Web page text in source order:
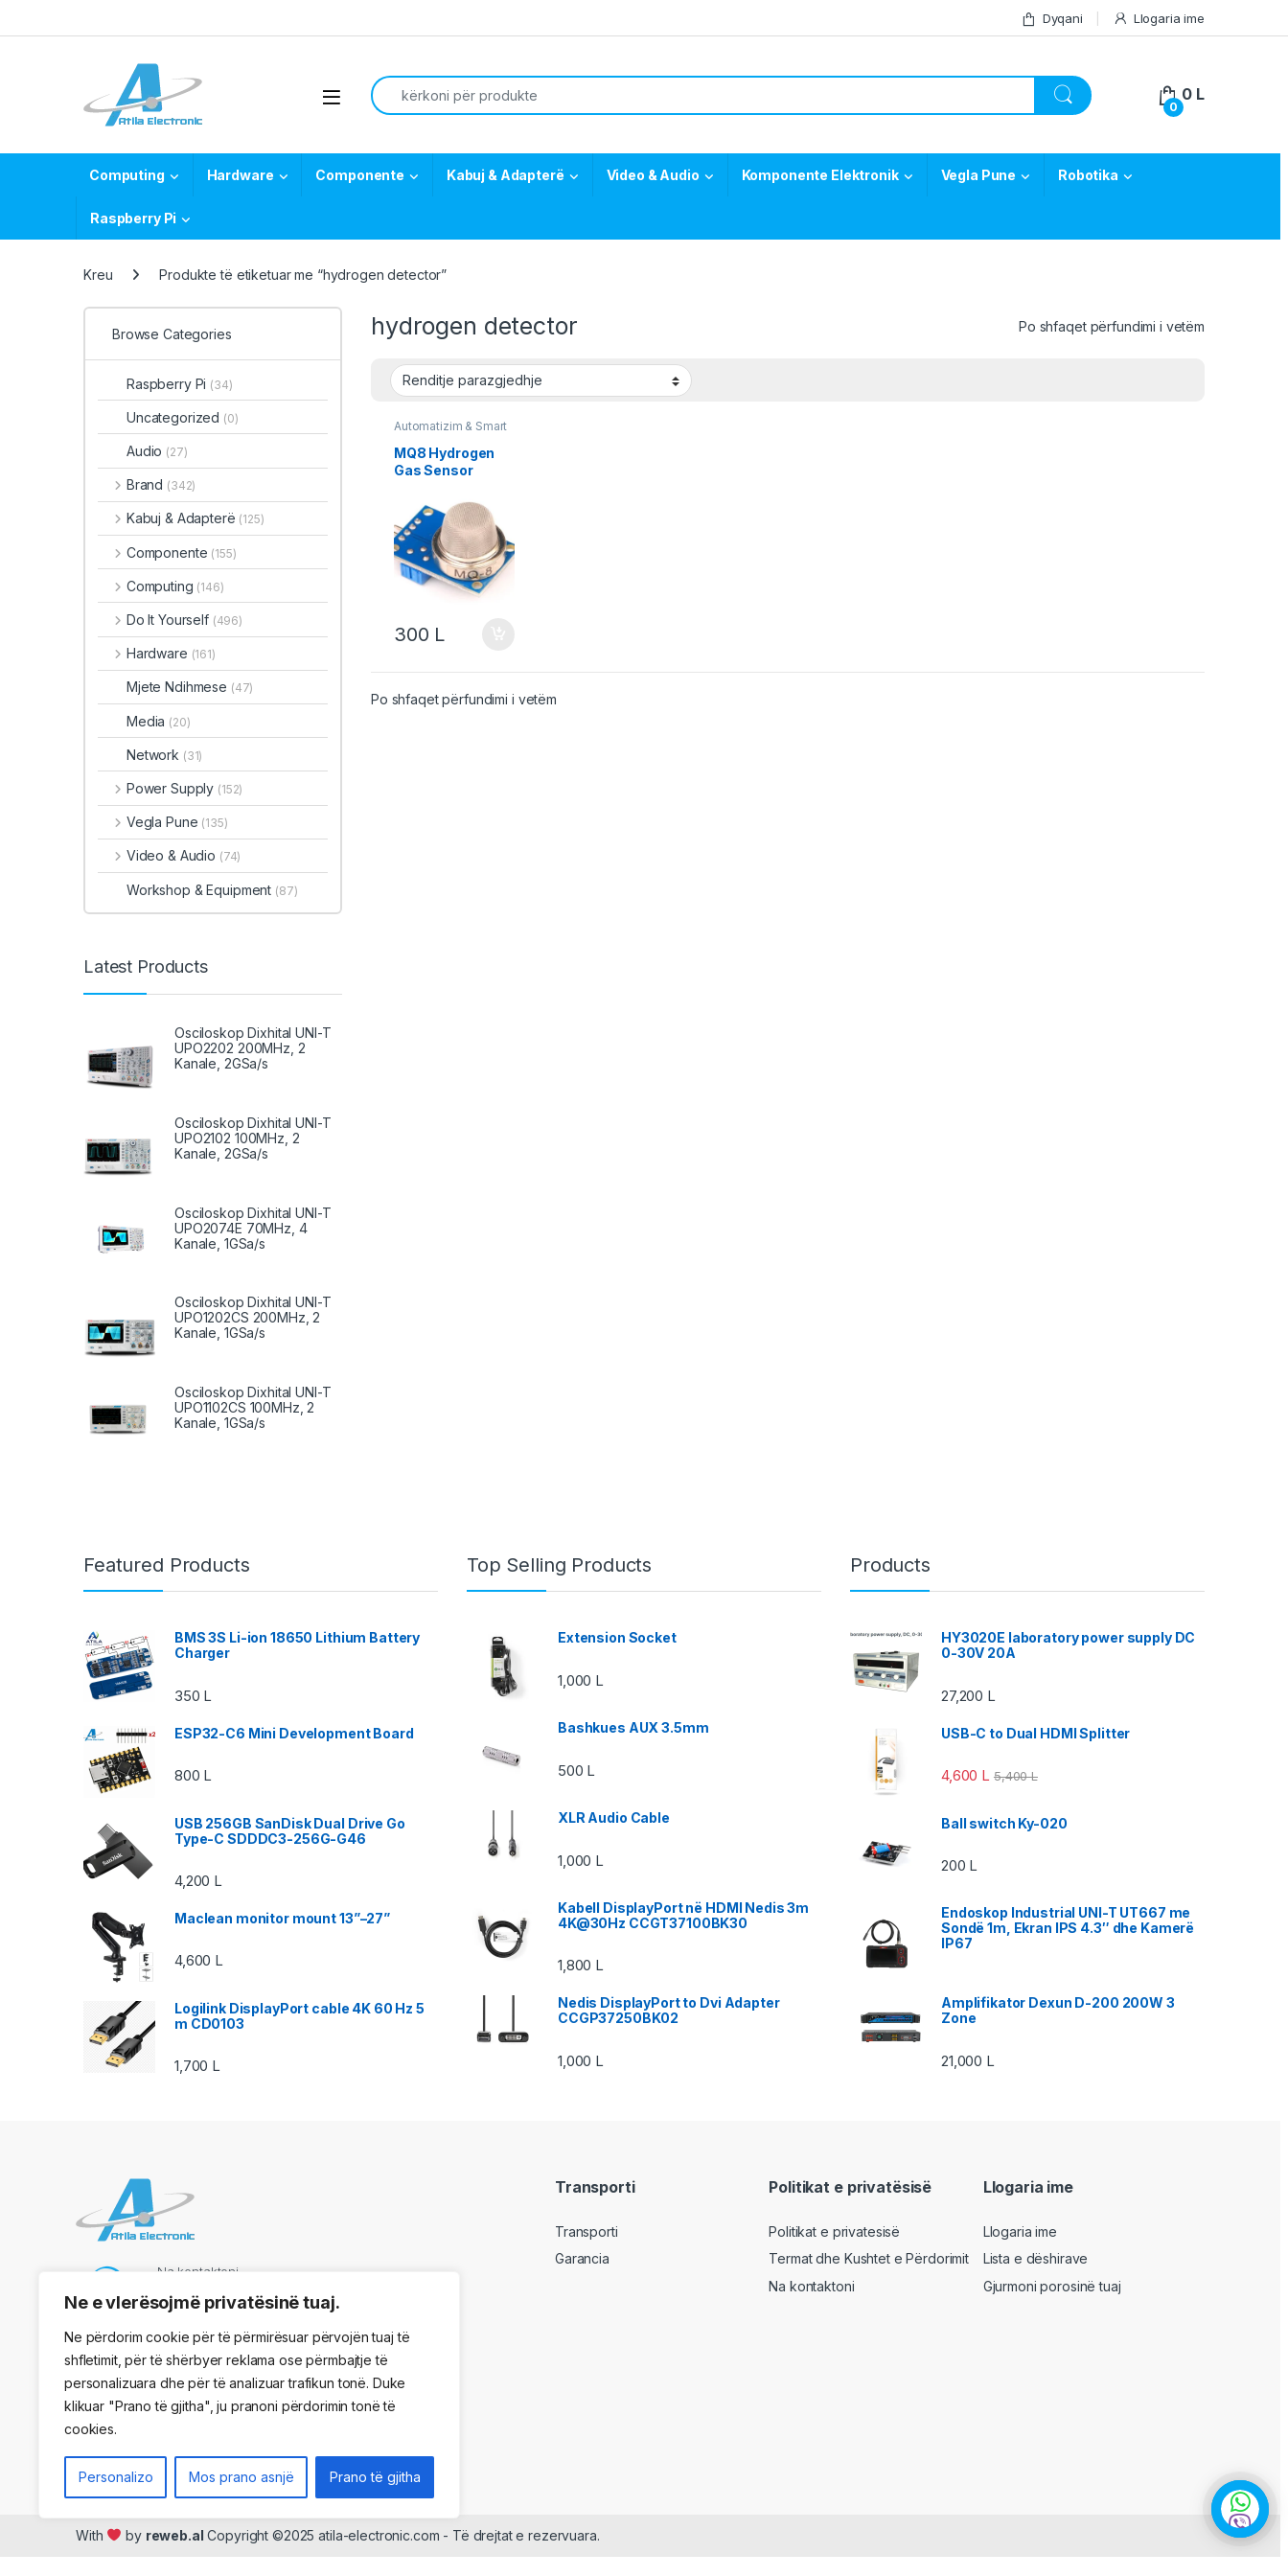
Ne e vlerësojmë privatësinë tuaj.
Ne përdorim cookie për të përmirësuar përvojën tuaj të
shfletimit, për të shërbyer reklama ose përmbajtje të
personalizuara dhe për të analizuar trafikun tonë. Duke
klikuar "Prano të gjitha", ju pranoni përdorimin tonë të
cookies.
Personalizo Mos prano asnjë Prano të gjitha
Dyqani Llogaria ime
Open
Search for:
0
0 L
Computing Hardware Componente Kabuj & Adapterë Video & Audio Komponente Elektronik Vegla Pune Robotika
Raspberry Pi
Kreu Produkte të etiketuar me “hydrogen detector”
hydrogen detector Po shfaqet përfundimi i vetëm
Automatizim & Smart
Robotika
MQ8 Hydrogen
Gas Sensor
300 L
Po shfaqet përfundimi i vetëm
Browse Categories
Raspberry Pi (34)
Uncategorized (0)
Audio (27)
Brand (342)
Kabuj & Adapterë (125)
Componente (155)
Computing (146)
Do It Yourself (496)
Hardware (161)
Mjete Ndihmese (47)
Media (20)
Network (31)
Power Supply (152)
Vegla Pune (135)
Video & Audio (74)
Workshop & Equipment (87)
Latest Products
Osciloskop Dixhital UNI-T
UPO2202 200MHz, 2
Kanale, 2GSa/s
Osciloskop Dixhital UNI-T
UPO2102 100MHz, 2
Kanale, 2GSa/s
Osciloskop Dixhital UNI-T
UPO2074E 70MHz, 4
Kanale, 1GSa/s
Osciloskop Dixhital UNI-T
UPO1202CS 200MHz, 2
Kanale, 1GSa/s
Osciloskop Dixhital UNI-T
UPO1102CS 100MHz, 2
Kanale, 1GSa/s
Featured Products
BMS 3S Li-ion 18650 Lithium Battery
Charger
350 L
ESP32-C6 Mini Development Board
800 L
USB 256GB SanDisk Dual Drive Go
Type-C SDDDC3-256G-G46
4,200 L
Maclean monitor mount 13”–27”
4,600 L
Logilink DisplayPort cable 4K 60 Hz 5
m CD0103
1,700 L
Top Selling Products
Extension Socket
1,000 L
Bashkues AUX 3.5mm
500 L
XLR Audio Cable
1,000 L
Kabell DisplayPort në HDMI Nedis 3m
4K@30Hz CCGT37100BK30
1,800 L
Nedis DisplayPort to Dvi Adapter
CCGP37250BK02
1,000 L
Products
HY3020E laboratory power supply DC
0-30V 20A
27,200 L
USB-C to Dual HDMI Splitter
4,600 L 5,400L
Ball switch Ky-020
200 L
Endoskop Industrial UNI-T UT667 me
Sondë 1m, Ekran IPS 4.3″ dhe Kamerë
IP67
Amplifikator Dexun D-200 200W 3
Zone
21,000 L
Na kontaktoni
069 73 48 717
Adresa
Kryqezimi Vasil Shaanto, ngjitur me dyqanin One, Tirane
Transporti
Transporti
Garancia
Politikat e privatësisë
Politikat e privatesisë
Termat dhe Kushtet e Përdorimit
Na kontaktoni
Llogaria ime
Llogaria ime
Lista e dëshirave
Gjurmoni porosinë tuaj
With by reweb.al Copyright ©2025 atila-electronic.com - Të drejtat e rezervuara.